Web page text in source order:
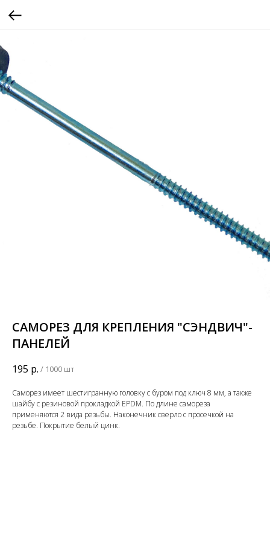
САМОРЕЗ ДЛЯ КРЕПЛЕНИЯ "СЭНДВИЧ"-
ПАНЕЛЕЙ
195 р. / 1000 шт
Саморез имеет шестигранную головку с буром под ключ 8 мм, а также
шайбу с резиновой прокладкой EPDM. По длине самореза
применяются 2 вида резьбы. Наконечник сверло с просечкой на
резьбе. Покрытие белый цинк.